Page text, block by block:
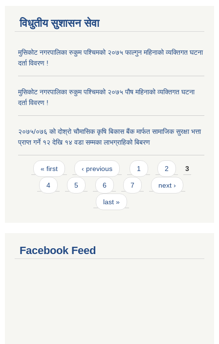
विधुतीय सुशासन सेवा
मुसिकोट नगरपालिका रुकुम पश्चिमको २०७५ फाल्गुन महिनाको व्यक्तिगत घटना
दर्ता विवरण !
मुसिकोट नगरपालिका रुकुम पश्चिमको २०७५ पौष महिनाको व्यक्तिगत घटना
दर्ता विवरण !
२०७५/०७६ को दोश्रो चौमासिक कृषि बिकास बैंक मार्फत सामाजिक सुरक्षा भत्ता
प्राप्त गर्ने १२ देखि १४ वडा सम्मका लाभग्राहिको बिबरण
Pages
« first ‹ previous 1 2 3
4 5 6 7 next ›
last »
Facebook Feed